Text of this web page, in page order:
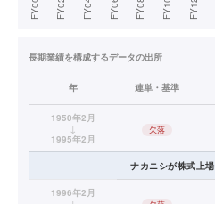
長期業績を構成するデータの出所
年 連単・基準
1950年2月
↓
1995年2月
欠落
ナカニシが株式上場
1996年2月